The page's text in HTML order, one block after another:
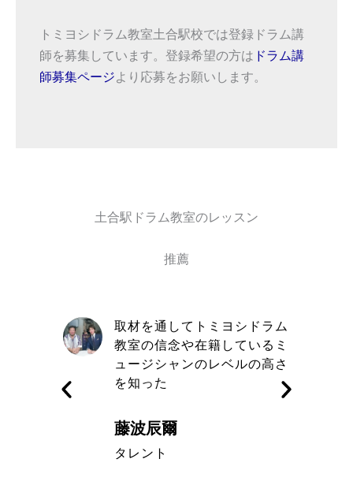
トミヨシドラム教室土合駅校では登録ドラム講
師を募集しています。登録希望の方は ドラム講
師募集ページより応募をお願いします。
土合駅ドラム教室のレッスン
推薦
取材を通してトミヨシドラム
教室の信念や在籍しているミ
ュージシャンのレベルの高さ
を知った
藤波辰爾
タレント